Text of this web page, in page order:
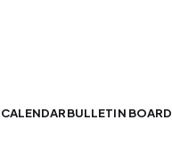
CALENDARBULLETIN BOARD